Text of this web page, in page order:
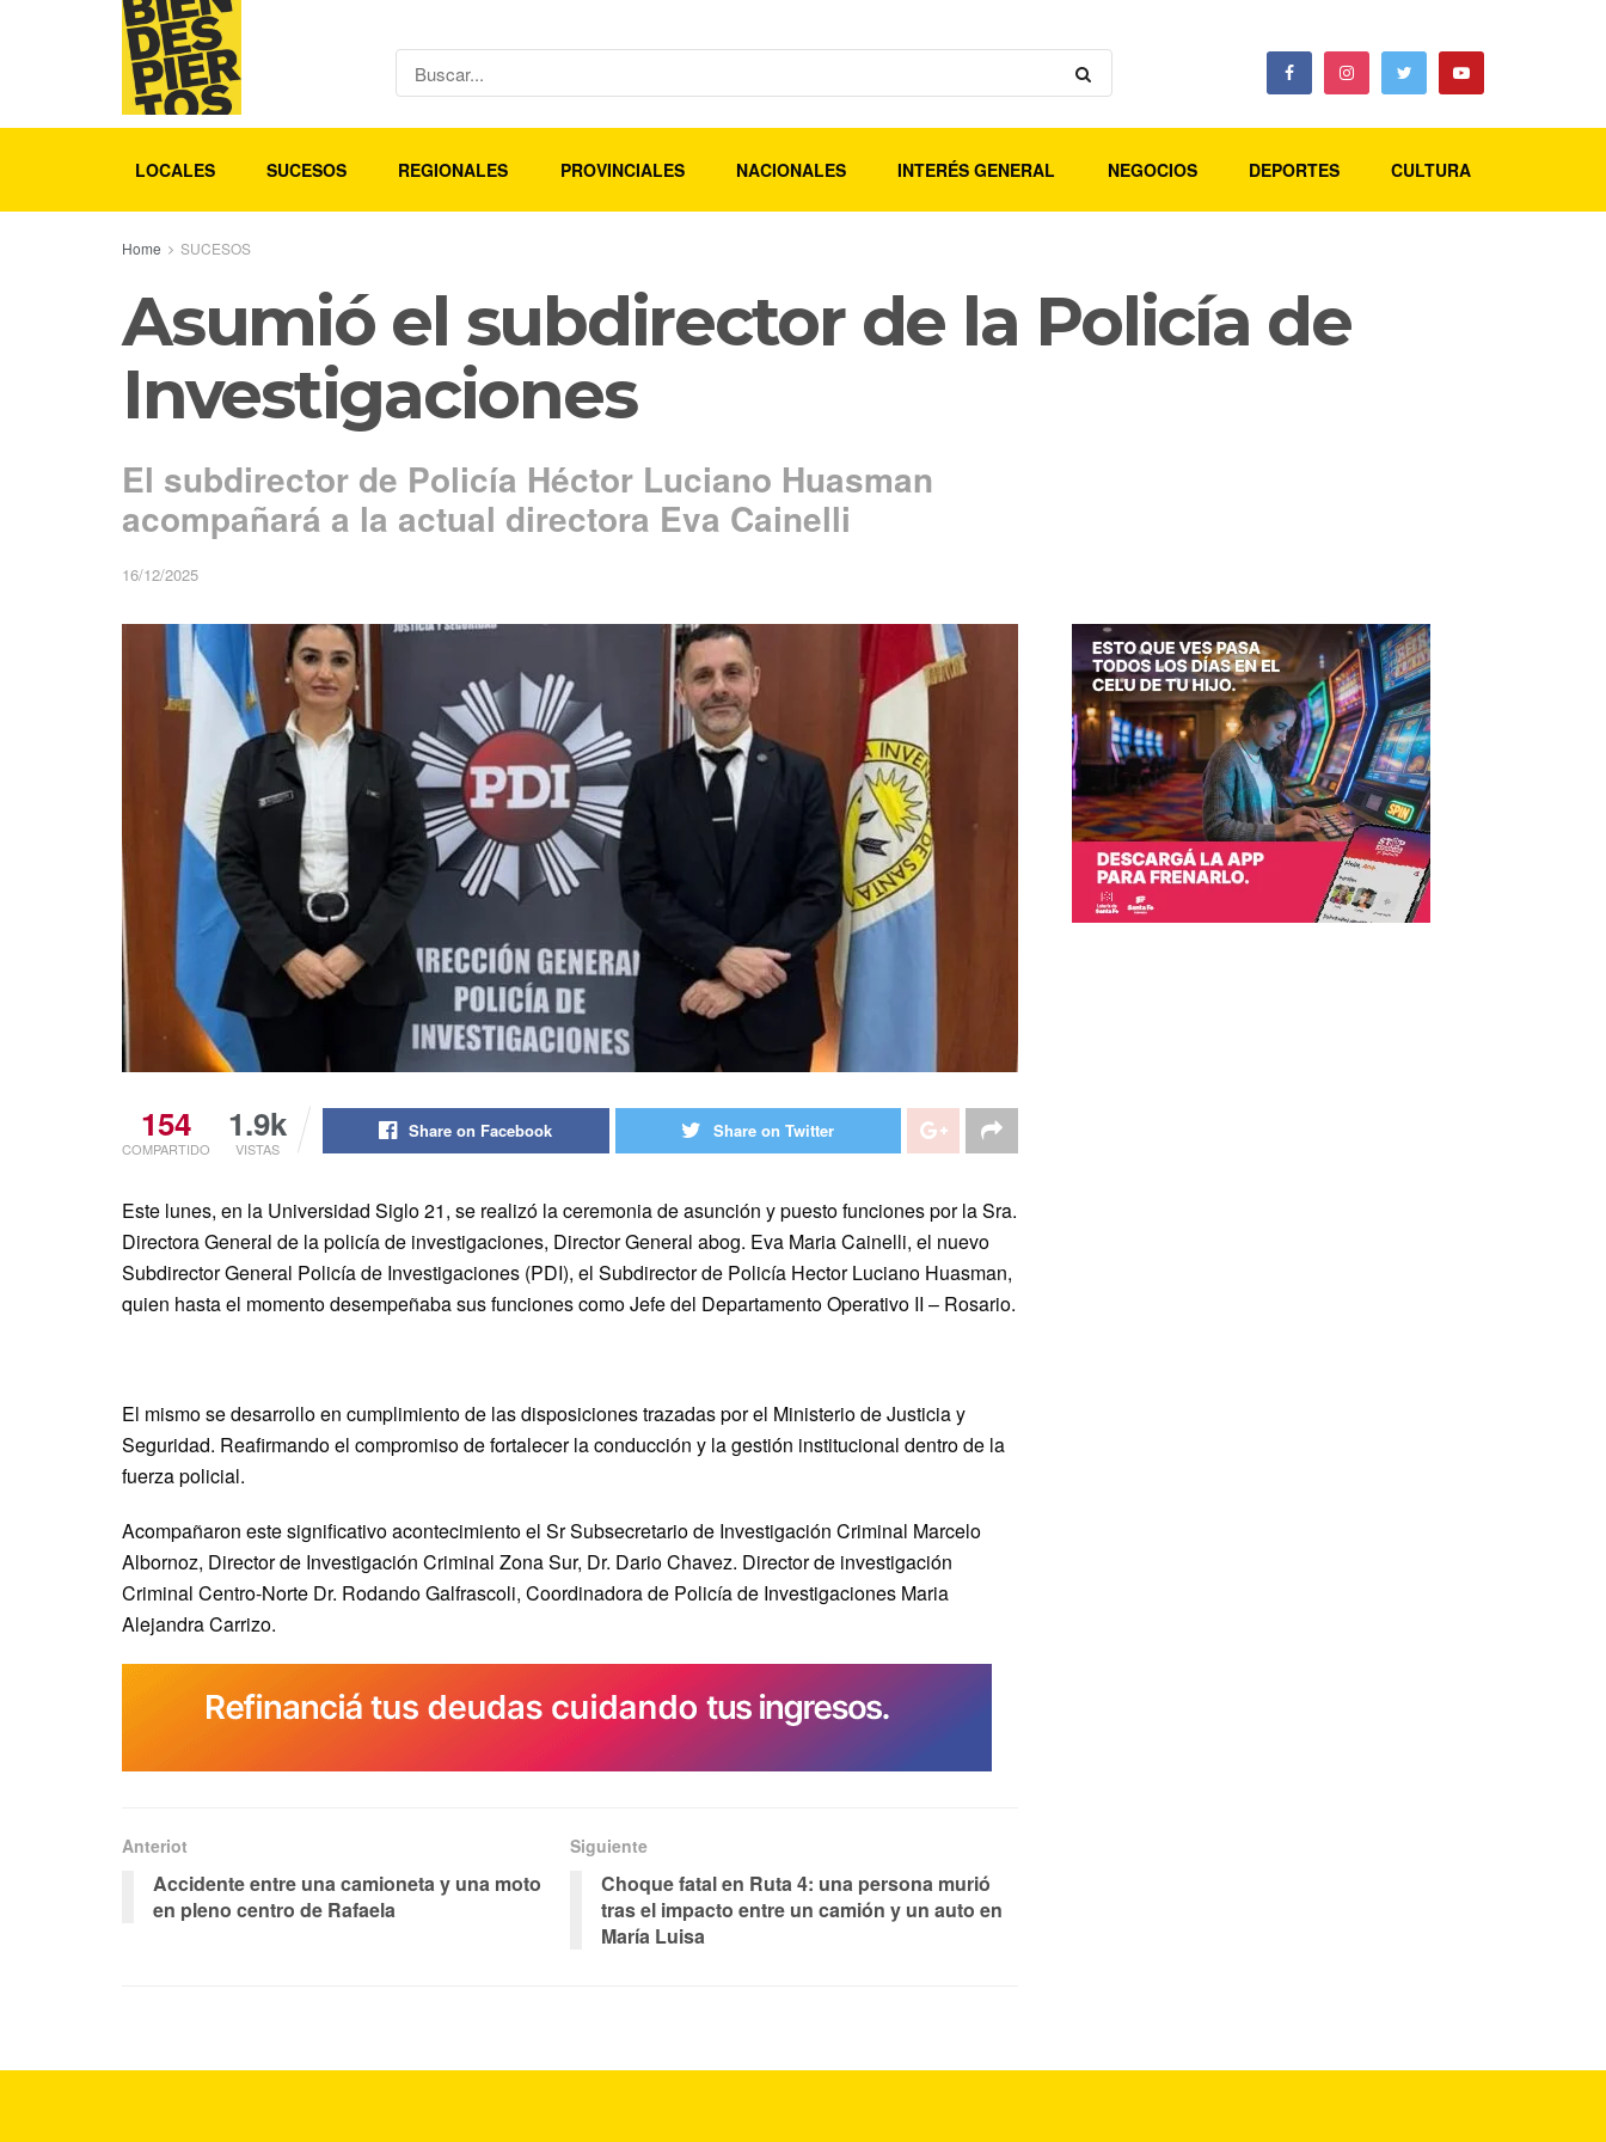
LOCALES SUCESOS REGIONALES PROVINCIALES NACIONALES INTERÉS GENERAL NEGOCIOS DEPORTES CULTURA
Home SUCESOS
Asumió el subdirector de la Policía de
Investigaciones
El subdirector de Policía Héctor Luciano Huasman
acompañará a la actual directora Eva Cainelli
16/12/2025
154
COMPARTIDO
1.9k
VISTAS
Share on Facebook Share on Twitter
Este lunes, en la Universidad Siglo 21, se realizó la ceremonia de asunción y puesto funciones por la Sra.
Directora General de la policía de investigaciones, Director General abog. Eva Maria Cainelli, el nuevo
Subdirector General Policía de Investigaciones (PDI), el Subdirector de Policía Hector Luciano Huasman,
quien hasta el momento desempeñaba sus funciones como Jefe del Departamento Operativo II – Rosario.
El mismo se desarrollo en cumplimiento de las disposiciones trazadas por el Ministerio de Justicia y
Seguridad. Reafirmando el compromiso de fortalecer la conducción y la gestión institucional dentro de la
fuerza policial.
Acompañaron este significativo acontecimiento el Sr Subsecretario de Investigación Criminal Marcelo
Albornoz, Director de Investigación Criminal Zona Sur, Dr. Dario Chavez. Director de investigación
Criminal Centro-Norte Dr. Rodando Galfrascoli, Coordinadora de Policía de Investigaciones Maria
Alejandra Carrizo.
Anteriot
Accidente entre una camioneta y una moto
en pleno centro de Rafaela
Siguiente
Choque fatal en Ruta 4: una persona murió
tras el impacto entre un camión y un auto en
María Luisa